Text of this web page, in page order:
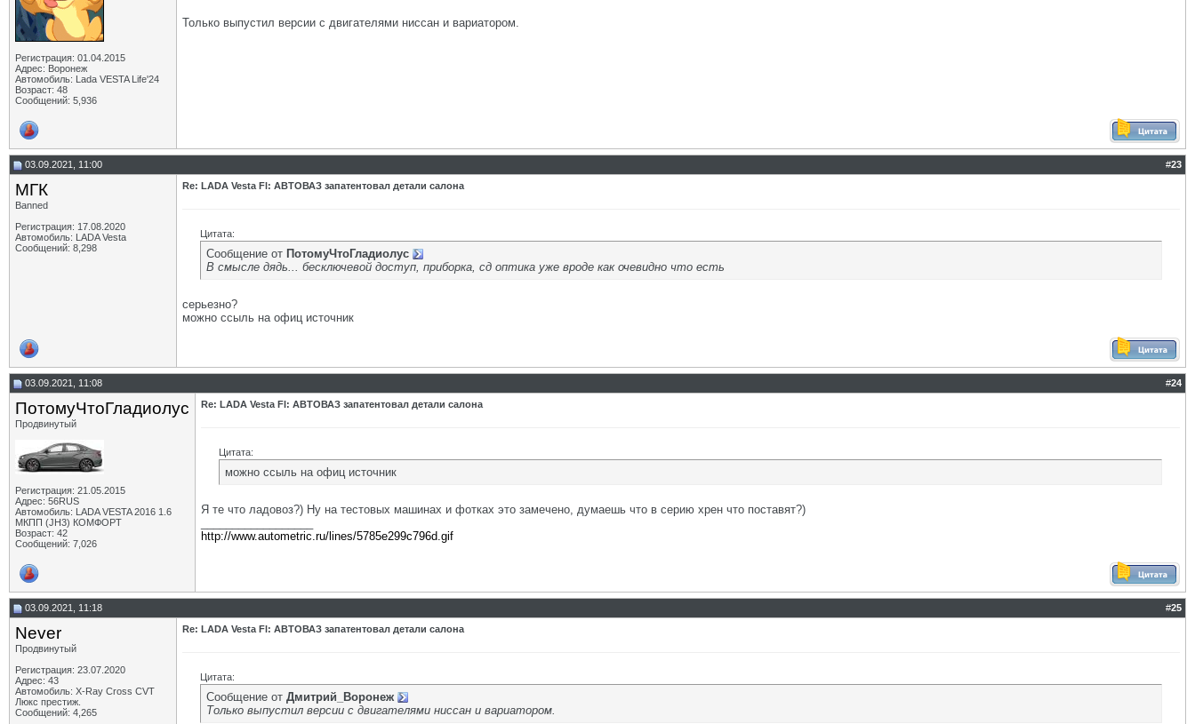
Регистрация: 01.04.2015
Адрес: Воронеж
Автомобиль: Lada VESTA Life'24
Возраст: 48
Сообщений: 5,936
Только выпустил версии с двигателями ниссан и вариатором.
03.09.2021, 11:00 #23
МГК
Banned
Регистрация: 17.08.2020
Автомобиль: LADA Vesta
Сообщений: 8,298
Re: LADA Vesta Fl: АВТОВАЗ запатентовал детали салона
Цитата:
Сообщение от ПотомуЧтоГладиолус
В смысле дядь... бесключевой доступ, приборка, сд оптика уже вроде как очевидно что есть
серьезно?
можно ссыль на офиц источник
03.09.2021, 11:08 #24
ПотомуЧтоГладиолус
Продвинутый
Регистрация: 21.05.2015
Адрес: 56RUS
Автомобиль: LADA VESTA 2016 1.6
МКПП (JH3) КОМФОРТ
Возраст: 42
Сообщений: 7,026
Re: LADA Vesta Fl: АВТОВАЗ запатентовал детали салона
Цитата:
можно ссыль на офиц источник
Я те что ладовоз?) Ну на тестовых машинах и фотках это замечено, думаешь что в серию хрен что поставят?)
http://www.autometric.ru/lines/5785e299c796d.gif
03.09.2021, 11:18 #25
Never
Продвинутый
Регистрация: 23.07.2020
Адрес: 43
Автомобиль: X-Ray Cross CVT
Люкс престиж.
Сообщений: 4,265
Re: LADA Vesta Fl: АВТОВАЗ запатентовал детали салона
Цитата:
Сообщение от Дмитрий_Воронеж
Только выпустил версии с двигателями ниссан и вариатором.